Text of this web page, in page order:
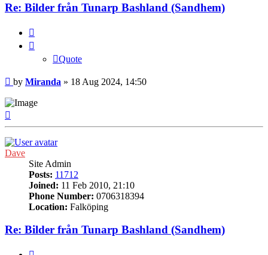
Re: Bilder från Tunarp Bashland (Sandhem)
Quote
Post
by Miranda » 18 Aug 2024, 14:50
Dave
Site Admin
Posts: 11712
Joined: 11 Feb 2010, 21:10
Phone Number: 0706318394
Location: Falköping
Re: Bilder från Tunarp Bashland (Sandhem)